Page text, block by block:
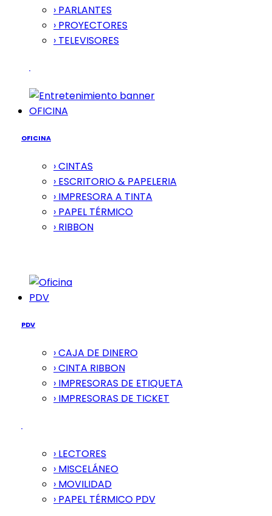
› PARLANTES
› PROYECTORES
› TELEVISORES
OFICINA
OFICINA
› CINTAS
› ESCRITORIO & PAPELERIA
› IMPRESORA A TINTA
› PAPEL TÉRMICO
› RIBBON
PDV
PDV
› CAJA DE DINERO
› CINTA RIBBON
› IMPRESORAS DE ETIQUETA
› IMPRESORAS DE TICKET
› LECTORES
› MISCELÁNEO
› MOVILIDAD
› PAPEL TÉRMICO PDV